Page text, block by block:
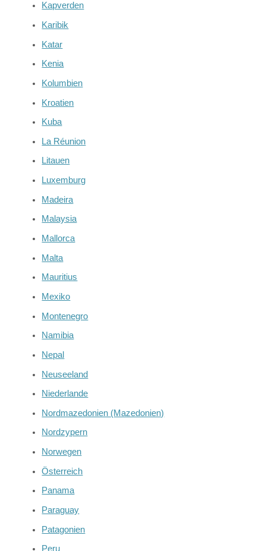
Kapverden
Karibik
Katar
Kenia
Kolumbien
Kroatien
Kuba
La Réunion
Litauen
Luxemburg
Madeira
Malaysia
Mallorca
Malta
Mauritius
Mexiko
Montenegro
Namibia
Nepal
Neuseeland
Niederlande
Nordmazedonien (Mazedonien)
Nordzypern
Norwegen
Österreich
Panama
Paraguay
Patagonien
Peru